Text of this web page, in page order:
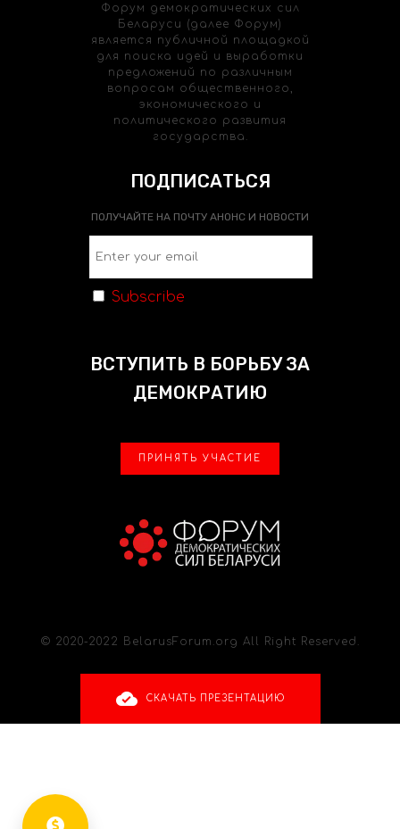
Форум демократических сил
Беларуси (далее Форум)
является публичной площадкой
для поиска идей и выработки
предложений по различным
вопросам общественного,
экономического и
политического развития
государства.
ПОДПИСАТЬСЯ
ПОЛУЧАЙТЕ НА ПОЧТУ АНОНС И НОВОСТИ
Subscribe
ВСТУПИТЬ В БОРЬБУ ЗА
ДЕМОКРАТИЮ
ПРИНЯТЬ УЧАСТИЕ
© 2020-2022 BelarusForum.org All Right Reserved.
СКАЧАТЬ ПРЕЗЕНТАЦИЮ